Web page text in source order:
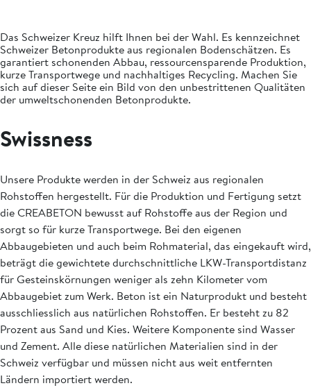
Das Schweizer Kreuz hilft Ihnen bei der Wahl. Es kennzeichnet
Schweizer Betonprodukte aus regionalen Bodenschätzen. Es
garantiert schonenden Abbau, ressourcensparende Produktion,
kurze Transportwege und nachhaltiges Recycling. Machen Sie
sich auf dieser Seite ein Bild von den unbestrittenen Qualitäten
der umweltschonenden Betonprodukte.
Swissness
Unsere Produkte werden in der Schweiz aus regionalen
Rohstoffen hergestellt. Für die Produktion und Fertigung setzt
die CREABETON bewusst auf Rohstoffe aus der Region und
sorgt so für kurze Transportwege. Bei den eigenen
Abbaugebieten und auch beim Rohmaterial, das eingekauft wird,
beträgt die gewichtete durchschnittliche LKW-Transportdistanz
für Gesteinskörnungen weniger als zehn Kilometer vom
Abbaugebiet zum Werk. Beton ist ein Naturprodukt und besteht
ausschliesslich aus natürlichen Rohstoffen. Er besteht zu 82
Prozent aus Sand und Kies. Weitere Komponente sind Wasser
und Zement. Alle diese natürlichen Materialien sind in der
Schweiz verfügbar und müssen nicht aus weit entfernten
Ländern importiert werden.